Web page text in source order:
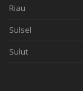
Riau
Sulsel
Sulut